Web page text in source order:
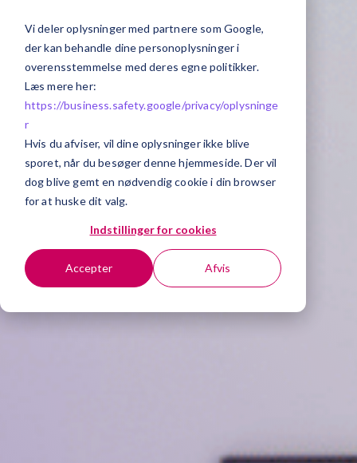
Vi deler oplysninger med partnere som Google,
der kan behandle dine personoplysninger i
overensstemmelse med deres egne politikker.
Læs mere her:
https://business.safety.google/privacy/oplysninge
r
Hvis du afviser, vil dine oplysninger ikke blive
sporet, når du besøger denne hjemmeside. Der vil
dog blive gemt en nødvendig cookie i din browser
for at huske dit valg.
Indstillinger for cookies
Accepter Afvis